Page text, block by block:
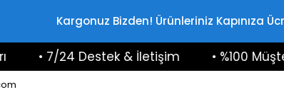
Kargonuz Bizden! Ürünleriniz Kapınıza
• 7/24 Destek & İletişim • %100